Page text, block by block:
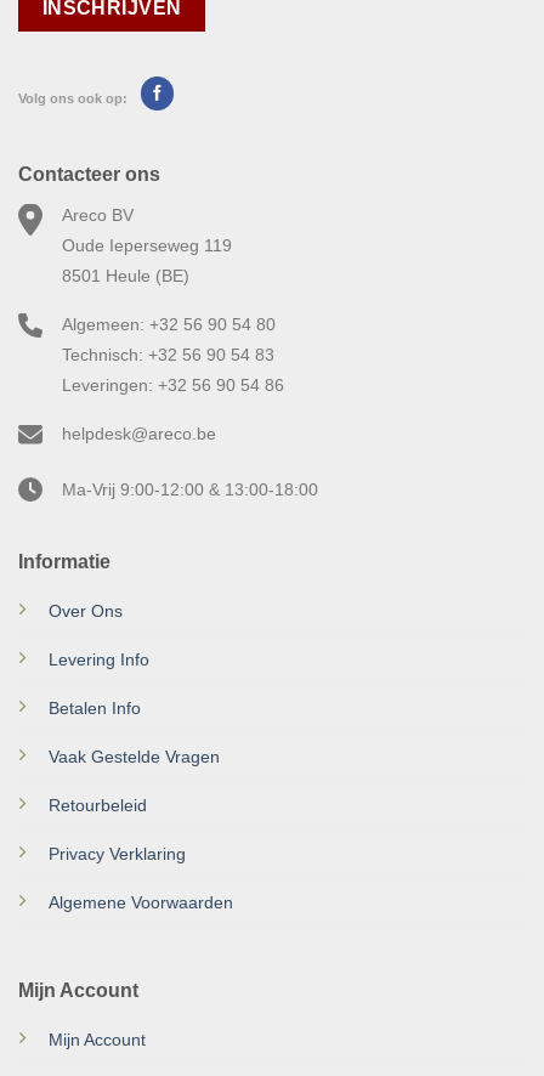
Volg ons ook op:
Informatie
Over Ons
Levering Info
Betalen Info
Vaak Gestelde Vragen
Retourbeleid
Privacy Verklaring
Algemene Voorwaarden
Mijn Account
Mijn Account
Contacteer ons
Areco BV
Oude Ieperseweg 119
8501 Heule (BE)
Algemeen: +32 56 90 54 80
Technisch: +32 56 90 54 83
Leveringen: +32 56 90 54 86
helpdesk@areco.be
Ma-Vrij 9:00-12:00 & 13:00-18:00